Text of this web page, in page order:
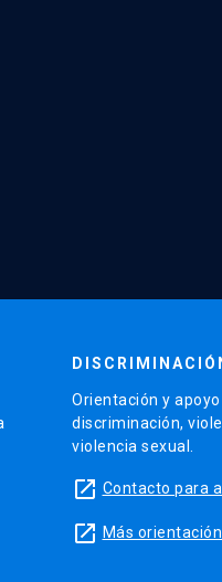
Orientación y
discriminación,
violencia sexual.
launch Contacto para
launch Más orientación